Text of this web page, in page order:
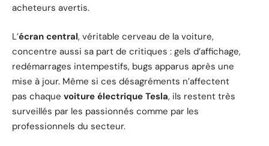
acheteurs avertis.
L’écran central, véritable cerveau de la voiture,
concentre aussi sa part de critiques : gels d’affichage,
redémarrages intempestifs, bugs apparus après une
mise à jour. Même si ces désagréments n’affectent
pas chaque voiture électrique Tesla, ils restent très
surveillés par les passionnés comme par les
professionnels du secteur.